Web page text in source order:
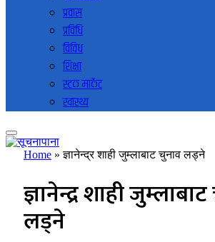
प्रवास
प्रविधि
विविध
शिक्षा
स्टक मार्केट
स्वास्थ्य
Home »ज्ञानेन्द्र शाही जुम्लाबाट चुनाव लड्ने
ज्ञानेन्द्र शाही
लड्ने